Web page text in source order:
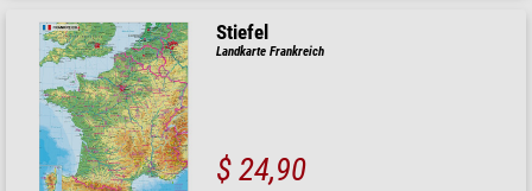
Stiefel
Landkarte Frankreich
$ 24,90